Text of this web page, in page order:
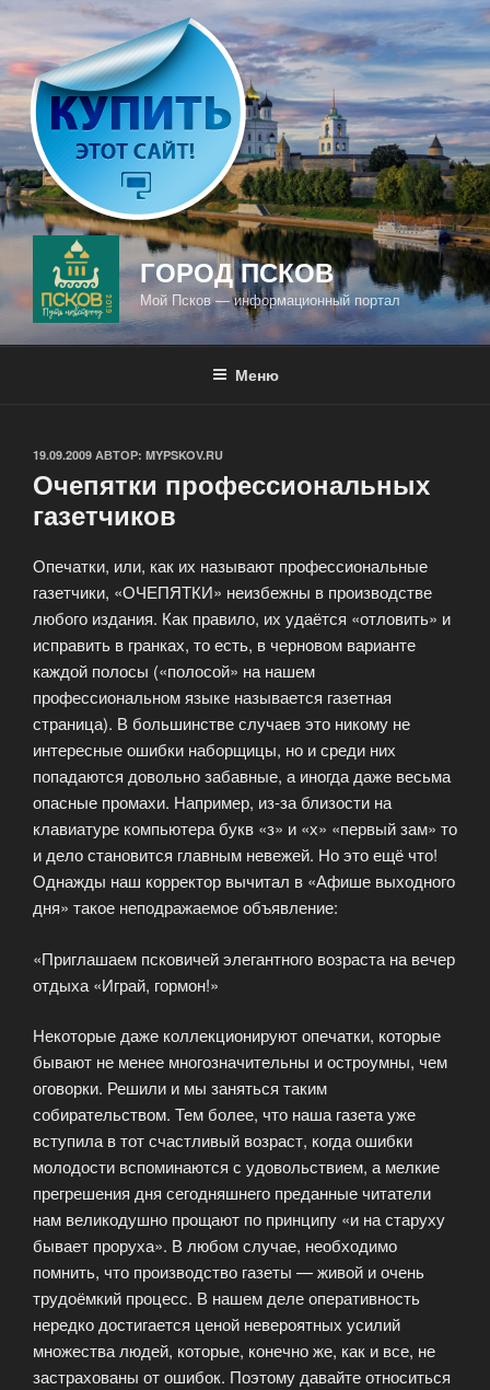
Перейти
содержимому
ГОРОД ПСКОВ
Мой Псков — информационный портал
Меню
ОПУБЛИКОВАНО
19.09.2009 АВТОР: MYPSKOV.RU
Очепятки профессиональных
газетчиков
Опечатки, или, как их называют профессиональные
газетчики, «ОЧЕПЯТКИ» неизбежны в производстве
любого издания. Как правило, их удаётся «отловить» и
исправить в гранках, то есть, в черновом варианте
каждой полосы («полосой» на нашем
профессиональном языке называется газетная
страница). В большинстве случаев это никому не
интересные ошибки наборщицы, но и среди них
попадаются довольно забавные, а иногда даже весьма
опасные промахи. Например, из-за близости на
клавиатуре компьютера букв «з» и «х» «первый зам» то
и дело становится главным невежей. Но это ещё что!
Однажды наш корректор вычитал в «Афише выходного
дня» такое неподражаемое объявление:
«Приглашаем псковичей элегантного возраста на вечер
отдыха «Играй, гормон!»
Некоторые даже коллекционируют опечатки, которые
бывают не менее многозначительны и остроумны, чем
оговорки. Решили и мы заняться таким
собирательством. Тем более, что наша газета уже
вступила в тот счастливый возраст, когда ошибки
молодости вспоминаются с удовольствием, а мелкие
прегрешения дня сегодняшнего преданные читатели
нам великодушно прощают по принципу «и на старуху
бывает проруха». В любом случае, необходимо
помнить, что производство газеты — живой и очень
трудоёмкий процесс. В нашем деле оперативность
нередко достигается ценой невероятных усилий
множества людей, которые, конечно же, как и все, не
застрахованы от ошибок. Поэтому давайте относиться